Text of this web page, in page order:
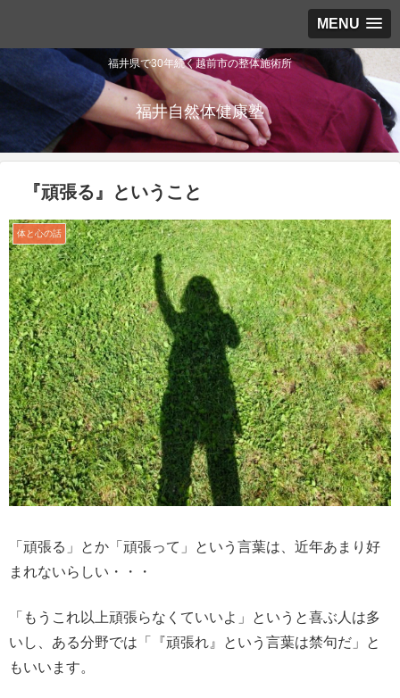
MENU
福井県で30年続く越前市の整体施術所
福井自然体健康塾
『頑張る』ということ
体と心の話
「頑張る」とか「頑張って」という言葉は、近年あまり好
まれないらしい・・・
「もうこれ以上頑張らなくていいよ」というと喜ぶ人は多
いし、ある分野では「『頑張れ』という言葉は禁句だ」と
もいいます。